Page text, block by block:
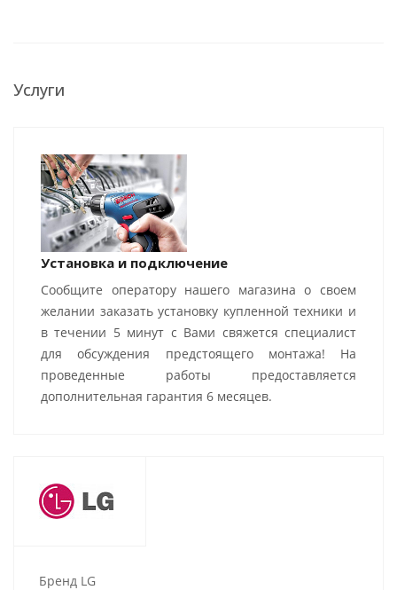
Услуги
Установка и подключение
Сообщите оператору нашего магазина о своем
желании заказать установку купленной техники и
в течении 5 минут с Вами свяжется специалист
для обсуждения предстоящего монтажа! На
проведенные работы предоставляется
дополнительная гарантия 6 месяцев.
Бренд LG